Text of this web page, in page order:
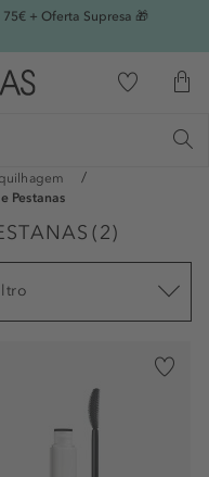
+ Oferta Supresa 🎁
Pestanas
(2)